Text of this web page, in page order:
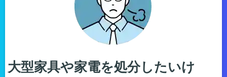
大型家具や家電を処分したいけ